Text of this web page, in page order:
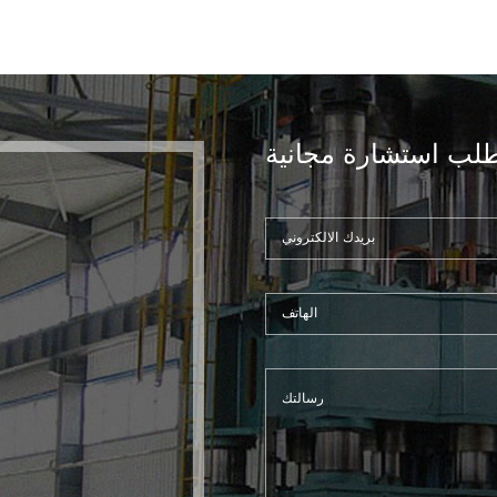
استشارة مجانية